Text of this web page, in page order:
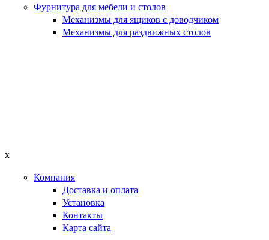
Фурнитура для мебели и столов
Механизмы для ящиков с доводчиком
Механизмы для раздвижных столов
x
Компания
Доставка и оплата
Установка
Контакты
Карта сайта